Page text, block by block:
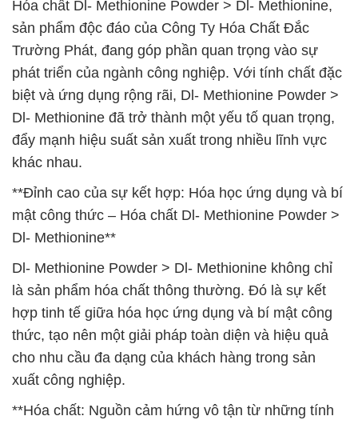
Hóa chất Dl- Methionine Powder > Dl- Methionine,
sản phẩm độc đáo của Công Ty Hóa Chất Đắc
Trường Phát, đang góp phần quan trọng vào sự
phát triển của ngành công nghiệp. Với tính chất đặc
biệt và ứng dụng rộng rãi, Dl- Methionine Powder >
Dl- Methionine đã trở thành một yếu tố quan trọng,
đẩy mạnh hiệu suất sản xuất trong nhiều lĩnh vực
khác nhau.
**Đỉnh cao của sự kết hợp: Hóa học ứng dụng và bí
mật công thức – Hóa chất Dl- Methionine Powder >
Dl- Methionine**
Dl- Methionine Powder > Dl- Methionine không chỉ
là sản phẩm hóa chất thông thường. Đó là sự kết
hợp tinh tế giữa hóa học ứng dụng và bí mật công
thức, tạo nên một giải pháp toàn diện và hiệu quả
cho nhu cầu đa dạng của khách hàng trong sản
xuất công nghiệp.
**Hóa chất: Nguồn cảm hứng vô tận từ những tính